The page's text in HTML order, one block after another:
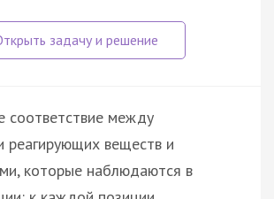
соответствие между
реагирующих веществ и
которые наблюдаются в